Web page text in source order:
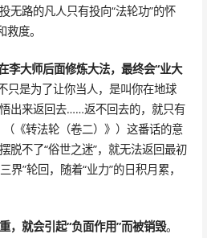
无路的凡人只有投向“法轮功”的怀
度。
李大师后面修炼大法，最终会“业大
只是为了让你当人，是叫你在地球
出来返回去……返不回去的，就只有
《转法轮（卷二）》）这番话的意
脱不了“俗世之迷”，就无法返回最初
界”轮回，随着“业力”的日积月累，
，就会引起“负面作用”而被销毁。